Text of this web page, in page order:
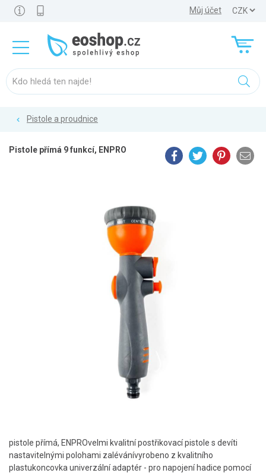
Můj účet
Pistole a proudnice
Pistole přímá 9 funkcí, ENPRO
pistole přímá, ENPROvelmi kvalitní postřikovací pistole s devíti
nastavitelnými polohami zalévánívyrobeno z kvalitního
plastukoncovka univerzální adaptér - pro napojení hadice pomocí